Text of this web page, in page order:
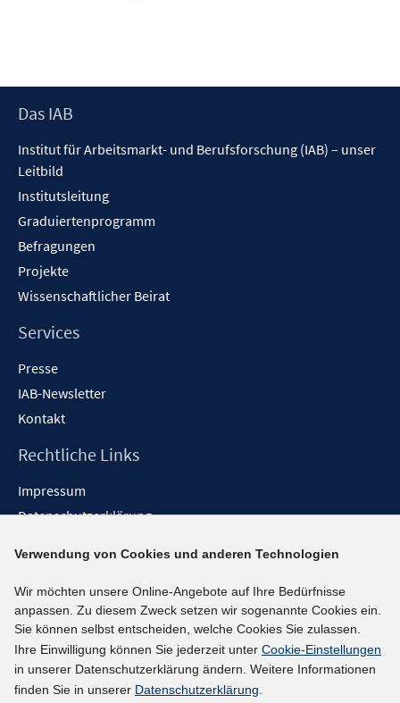
Footer
Das IAB
Institut für Arbeitsmarkt- und Berufsforschung (IAB) – unser
Leitbild
Institutsleitung
Graduiertenprogramm
Befragungen
Projekte
Wissenschaftlicher Beirat
Services
Presse
IAB-Newsletter
Kontakt
Rechtliche Links
Impressum
Datenschutzerklärung
Barrieren melden
Social-Media-Kanäle
BlueSky
YouTube
LinkedIn
Verwendung von Cookies und anderen Technologien
Wir möchten unsere Online-Angebote auf Ihre Bedürfnisse
anpassen. Zu diesem Zweck setzen wir sogenannte Cookies ein.
Sie können selbst entscheiden, welche Cookies Sie zulassen.
Ihre Einwilligung können Sie jederzeit unter Cookie-Einstellungen
in unserer Datenschutzerklärung ändern. Weitere Informationen
finden Sie in unserer Datenschutzerklärung.